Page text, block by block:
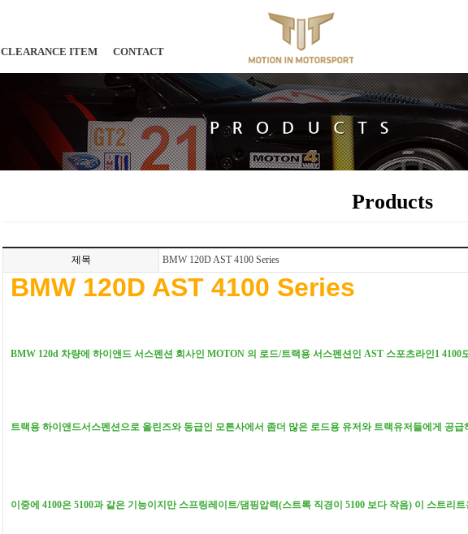
CLEARANCE ITEM CONTACT
Products
제목 BMW 120D AST 4100 Series
BMW 120D AST 4100 Series
BMW 120d 차량에 하이앤드 서스펜션 회사인 MOTON 의 로드/트랙용 서스펜션인 AST 스포츠라인1 4100
트랙용 하이앤드서스펜션으로 올린즈와 동급인 모튼사에서 좀더 많은 로드용 유저와 트랙유저들에게 공
이중에 4100은 5100과 같은 기능이지만 스프링레이트/댐핑압력(스트록 직경이 5100 보다 작음) 이 스트리